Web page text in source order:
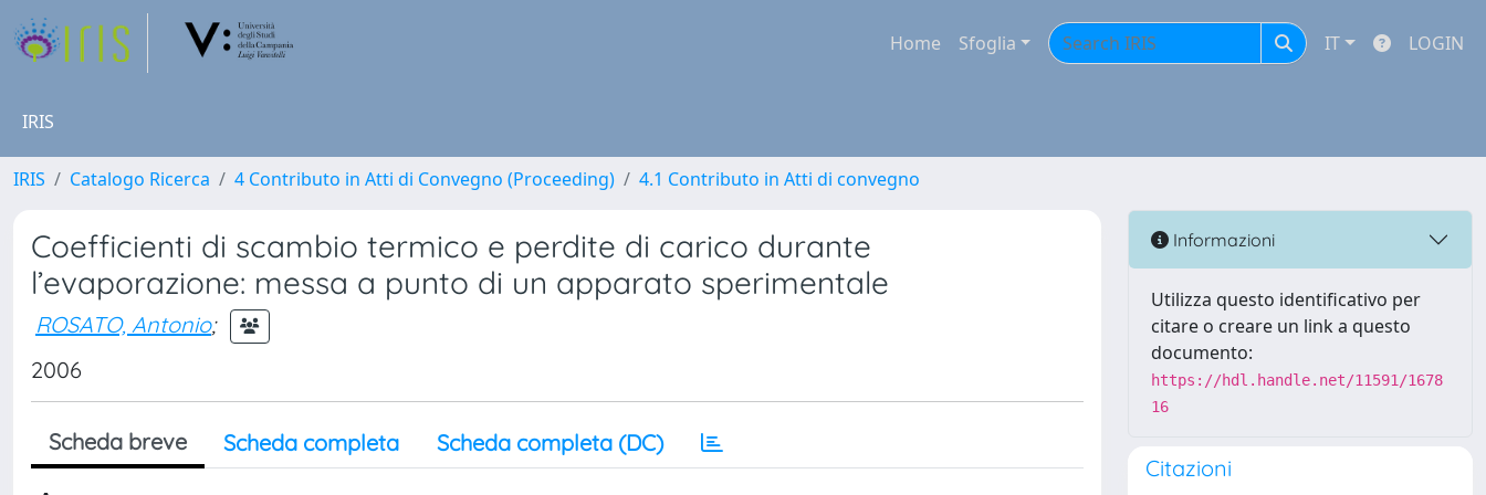
Home Sfoglia IT LOGIN
IRIS
IRIS Catalogo Ricerca 4 Contributo in Atti di Convegno (Proceeding) 4.1 Contributo in Atti di convegno
Coefficienti di scambio termico e perdite di carico durante
l’evaporazione: messa a punto di un apparato sperimentale
ROSATO, Antonio;
2006
Scheda breve Scheda completa Scheda completa (DC)
Informazioni
Utilizza questo identificativo per
citare o creare un link a questo
documento:
https://hdl.handle.net/11591/1678
16
Citazioni